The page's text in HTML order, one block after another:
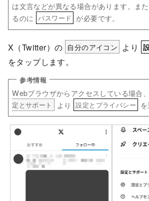
は文言などが異なる場合があります。ま
るのに パスワード が必要です。
X（Twitter）の 自分のアイコン より
をタップします。
Webブラウザからアクセスしている場合、
定とサポート
より 設定とプライバシー